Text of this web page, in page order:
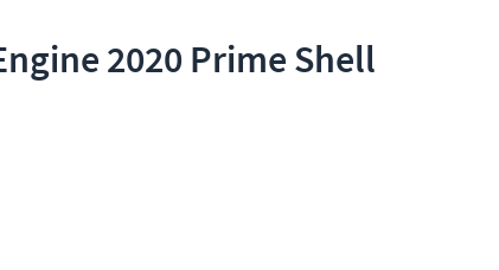
2020 Prime Shell